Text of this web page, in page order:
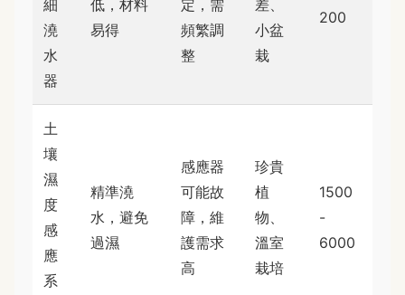
細
澆
水
器
低，材料
易得
定，需
頻繁調
整
差、
小盆
栽
200
土
壤
濕
度
感
應
系
精準澆
水，避免
過濕
感應器
可能故
障，維
護需求
高
珍貴
植
物、
溫室
栽培
1500
-
6000